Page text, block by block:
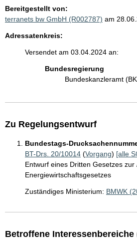
Bereitgestellt von:
terranets bw GmbH (R002787) am
Adressatenkreis:
Versendet am 03.04.2024 an:
Bundesregierung
Bundeskanzleramt
Zu Regelungsentwurf
Bundestags-
BT-Drs. 20/10014 (Vorgang) [alle
Entwurf eines Dritten Gesetzes
Energiewirtschaftsgesetzes
Zuständiges Ministerium: BMWK
Betroffene Interessenbereiche